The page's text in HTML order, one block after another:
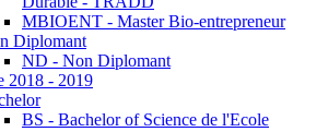
MBIOENT - Master Bio-entrepreneur
Diplomant
ND - Non Diplomant
2018 - 2019
BS - Bachelor of Science de l'Ecole